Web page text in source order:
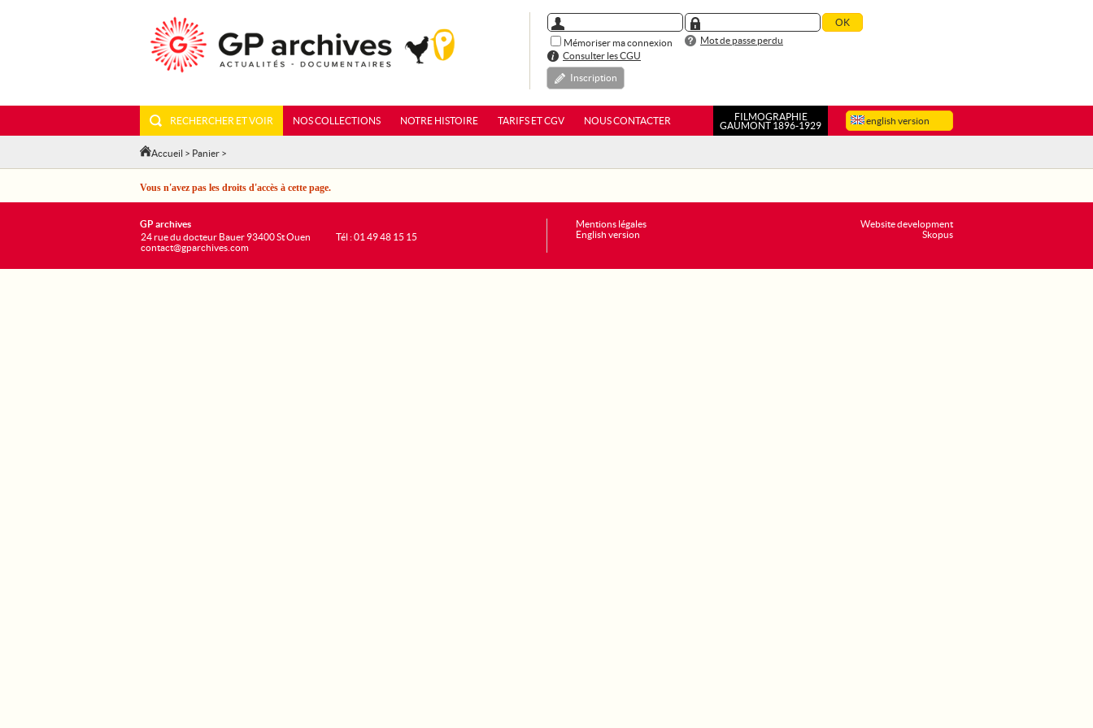
Mémoriser ma connexion
Mot de passe perdu
Consulter les CGU
Inscription
english version
RECHERCHER ET VOIR NOS COLLECTIONS NOTRE HISTOIRE TARIFS ET CGV NOUS CONTACTER
FILMOGRAPHIE
GAUMONT 1896-1929
Accueil > Panier >
Vous n'avez pas les droits d'accès à cette page.
Website development
Skopus
GP archives
24 rue du docteur Bauer 93400 St Ouen
contact@gparchives.com
Tél : 01 49 48 15 15
Mentions légales
English version